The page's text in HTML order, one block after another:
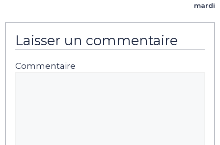
mardi
Laisser un commentaire
Commentaire